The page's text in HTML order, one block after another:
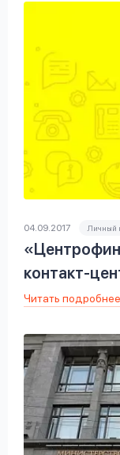
04.09.2017 Личный
контакт-
Читать подробнее